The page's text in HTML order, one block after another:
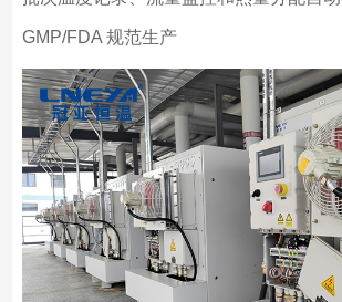
GMP/FDA 规范生产